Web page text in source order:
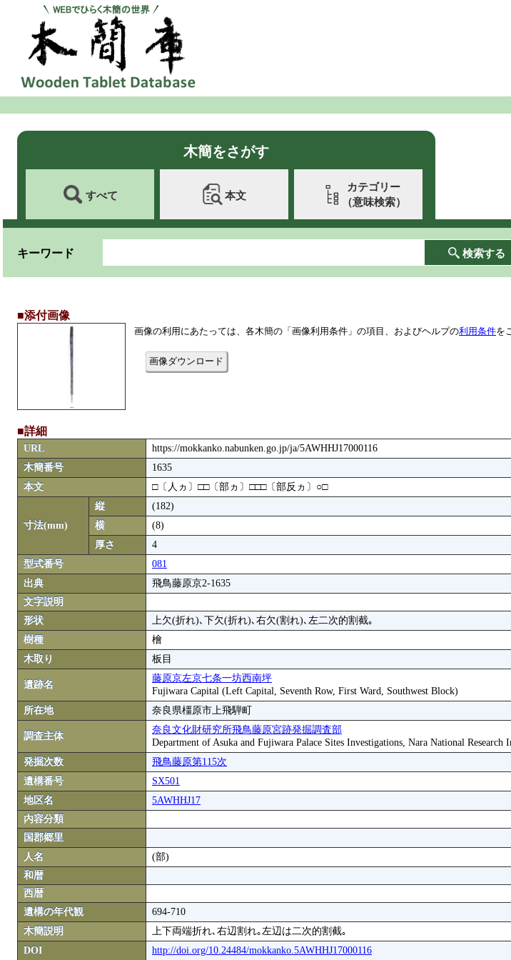
木簡をさがす
すべて 本文
カテゴリー
（意味検索）
キーワード 検索する
■添付画像
画像の利用にあたっては、各木簡の「画像利用条件」の項目、およびヘルプの利用条件を
画像ダウンロード
■詳細
URL
https://mokkanko.nabunken.go.jp/ja/5AWHHJ17000116
木簡番号
1635
本文
□〔人ヵ〕□□〔部ヵ〕□□□〔部反ヵ〕○□
寸法(mm)
縦
(182)
横
(8)
厚さ
4
型式番号
081
出典
飛鳥藤原京2-1635
文字説明
形状
上欠(折れ)､下欠(折れ)､右欠(割れ)､左二次的割截｡
樹種
檜
木取り
板目
遺跡名
藤原京左京七条一坊西南坪
Fujiwara Capital (Left Capital, Seventh Row, First Ward, Southwest Block)
所在地
奈良県橿原市上飛騨町
調査主体
奈良文化財研究所飛鳥藤原宮跡発掘調査部
Department of Asuka and Fujiwara Palace Sites Investigations, Nara National
発掘次数
飛鳥藤原第115次
遺構番号
SX501
地区名
5AWHHJ17
内容分類
国郡郷里
人名
(部)
和暦
西暦
遺構の年代観
694-710
木簡説明
上下両端折れ､右辺割れ｡左辺は二次的割截｡
DOI
http://doi.org/10.24484/mokkanko.5AWHHJ17000116